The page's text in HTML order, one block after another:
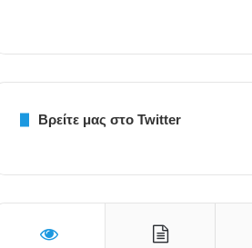
Βρείτε μας στο Twitter